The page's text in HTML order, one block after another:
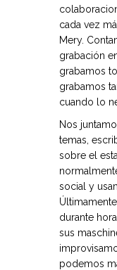
cada vez
Mery.
grabación
grabamos
grabamos
cuando lo
Nos
temas,
sobre el
social y
durante
sus
podemos